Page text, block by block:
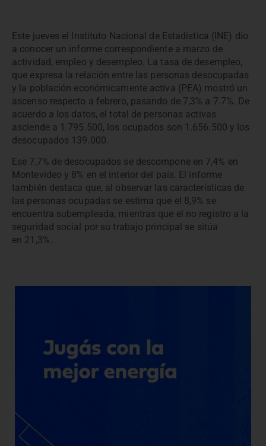
Este jueves el Instituto Nacional de Estadística (INE) dio
a conocer un informe correspondiente a marzo de
actividad, empleo y desempleo. La tasa de desempleo,
que expresa la relación entre las personas desocupadas
y la población económicamente activa (PEA) mostró un
ascenso respecto a febrero, pasando de 7,3% a 7.7%. De
acuerdo a los datos, el total de personas activas
asciende a 1.795.500, los ocupados son 1.656.500 y los
desocupados 139.000.
Ese 7,7% de desocupados se descompone en 7,4% en
Montevideo y 8% en el interior del país. El informe
también destaca que, al observar las características de
las personas ocupadas se estima que el 8,9% se
encuentra subempleada, mientras que el no registro a la
seguridad social por su trabajo principal se sitúa
en 21,3%.